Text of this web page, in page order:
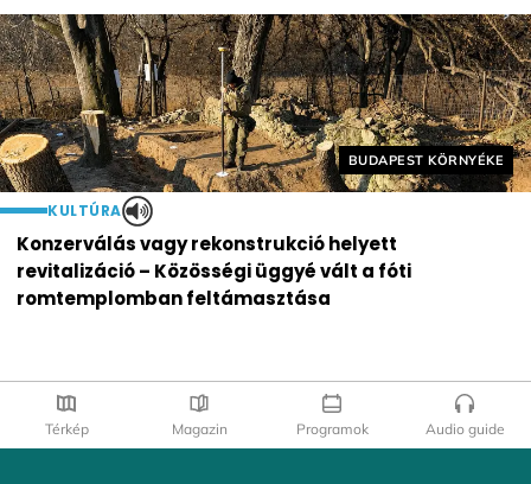
Helyszín címkék:
BUDAPEST KÖRNYÉKE
KULTÚRA
Konzerválás vagy rekonstrukció helyett
revitalizáció – Közösségi üggyé vált a fóti
romtemplomban feltámasztása
Térkép Magazin Programok Audio guide